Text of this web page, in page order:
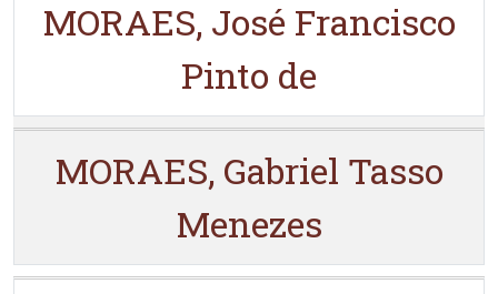
MORAES, José Francisco
Pinto de
MORAES, Gabriel Tasso
Menezes